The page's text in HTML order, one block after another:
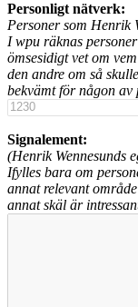
Personligt nätverk:
Personer som Henrik
I wpu räknas
ömsesidigt vet om
den andre om så
bekvämt för någon av
Signalement:
(Henrik Wennesunds
Ifylles bara om
annat relevant
annat skäl är